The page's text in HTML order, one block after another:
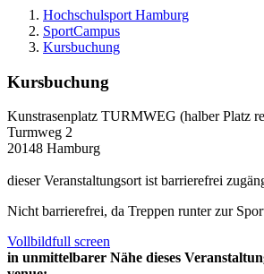
Hochschulsport Hamburg
SportCampus
Kursbuchung
Kursbuchung
Kunstrasenplatz TURMWEG (halber Platz
Turmweg 2
20148 Hamburg
dieser Veranstaltungsort ist barrierefrei
Nicht barrierefrei, da Treppen runter zur
Vollbildfull screen
in unmittelbarer Nähe dieses